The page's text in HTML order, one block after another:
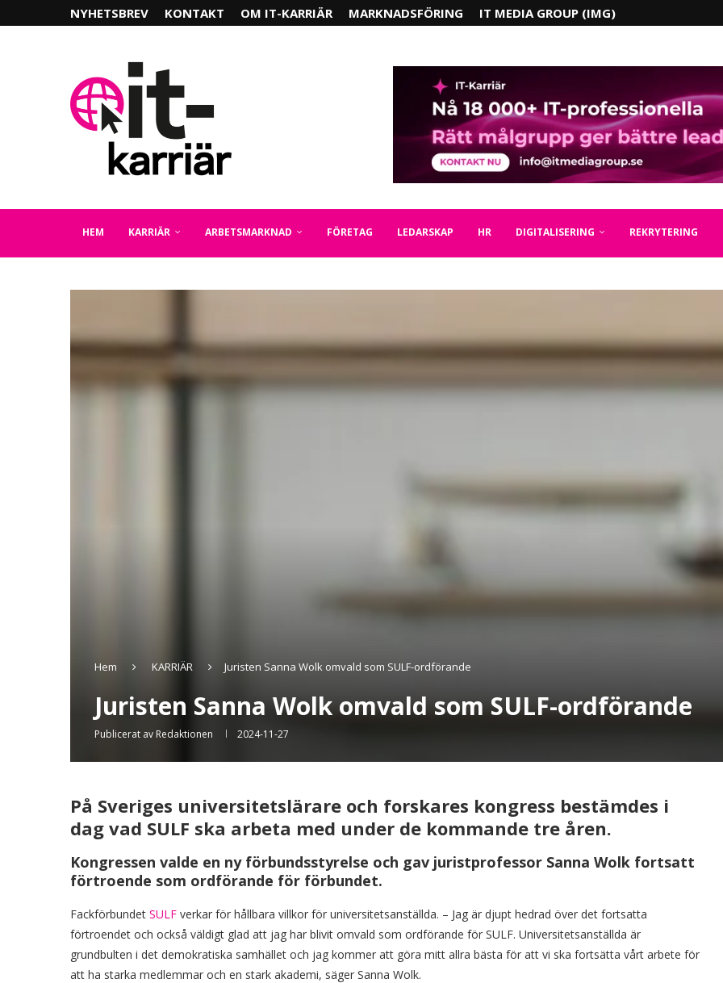
NYHETSBREV KONTAKT OM IT-KARRIÄR MARKNADSFÖRING IT MEDIA GROUP (IMG)
HEM KARRIÄR ARBETSMARKNAD FÖRETAG LEDARSKAP HR DIGITALISERING REKRYTERING
Hem KARRIÄR Juristen Sanna Wolk omvald som SULF-ordförande
Juristen Sanna Wolk omvald som SULF-ordförande
Publicerat av Redaktionen 2024-11-27
På Sveriges universitetslärare och forskares kongress bestämdes i
dag vad SULF ska arbeta med under de kommande tre åren.
Kongressen valde en ny förbundsstyrelse och gav juristprofessor Sanna Wolk fortsatt
förtroende som ordförande för förbundet.
Fackförbundet SULF verkar för hållbara villkor för universitetsanställda. – Jag är djupt hedrad över det fortsatta
förtroendet och också väldigt glad att jag har blivit omvald som ordförande för SULF. Universitetsanställda är
grundbulten i det demokratiska samhället och jag kommer att göra mitt allra bästa för att vi ska fortsätta vårt arbete för
att ha starka medlemmar och en stark akademi, säger Sanna Wolk.